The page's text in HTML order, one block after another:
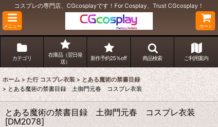
コスプレの専門店、CGcosplayです！For Cosplay、Trust CGcosplay！
メニュー カート
カテゴリ
在庫品（翌日発
送）
新作予約25％off 商品検索 ご利用案内
ホーム > た行 コスプレ衣装 > とある魔術の禁書目録
> とある魔術の禁書目録 土御門元春 コスプレ衣装
とある魔術の禁書目録 土御門元春 コスプレ衣装
[DM2078]